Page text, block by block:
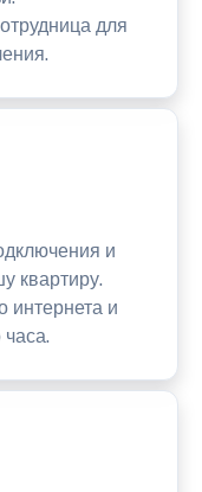
для
и
квартиру.
интернета и